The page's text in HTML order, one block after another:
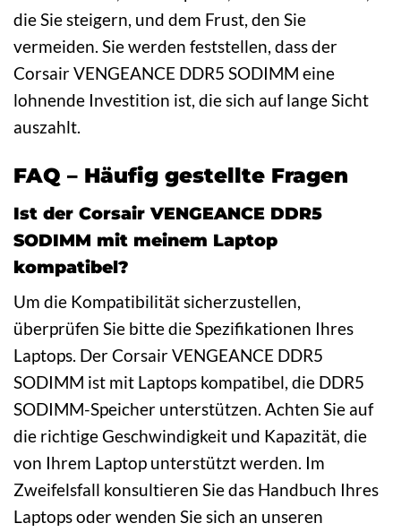
die Sie steigern, und dem Frust, den Sie
vermeiden. Sie werden feststellen, dass der
Corsair VENGEANCE DDR5 SODIMM eine
lohnende Investition ist, die sich auf lange Sicht
auszahlt.
FAQ – Häufig gestellte Fragen
Ist der Corsair VENGEANCE DDR5
SODIMM mit meinem Laptop
kompatibel?
Um die Kompatibilität sicherzustellen,
überprüfen Sie bitte die Spezifikationen Ihres
Laptops. Der Corsair VENGEANCE DDR5
SODIMM ist mit Laptops kompatibel, die DDR5
SODIMM-Speicher unterstützen. Achten Sie auf
die richtige Geschwindigkeit und Kapazität, die
von Ihrem Laptop unterstützt werden. Im
Zweifelsfall konsultieren Sie das Handbuch Ihres
Laptops oder wenden Sie sich an unseren